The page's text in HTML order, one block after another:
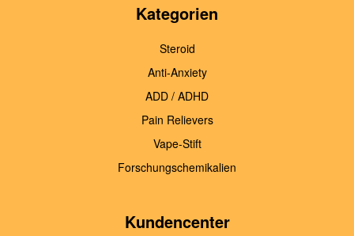
Kategorien
Steroid
Anti-Anxiety
ADD / ADHD
Pain Relievers
Vape-Stift
Forschungschemikalien
Kundencenter